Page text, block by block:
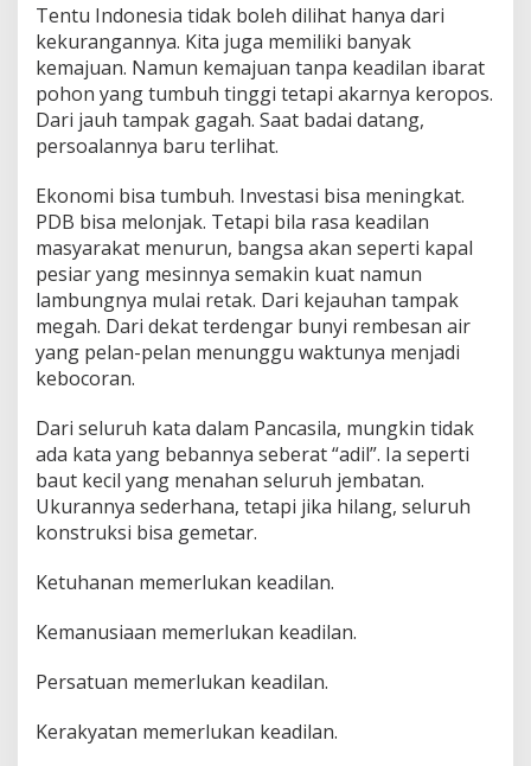
Tentu Indonesia tidak boleh dilihat hanya dari
kekurangannya. Kita juga memiliki banyak
kemajuan. Namun kemajuan tanpa keadilan ibarat
pohon yang tumbuh tinggi tetapi akarnya keropos.
Dari jauh tampak gagah. Saat badai datang,
persoalannya baru terlihat.
Ekonomi bisa tumbuh. Investasi bisa meningkat.
PDB bisa melonjak. Tetapi bila rasa keadilan
masyarakat menurun, bangsa akan seperti kapal
pesiar yang mesinnya semakin kuat namun
lambungnya mulai retak. Dari kejauhan tampak
megah. Dari dekat terdengar bunyi rembesan air
yang pelan-pelan menunggu waktunya menjadi
kebocoran.
Dari seluruh kata dalam Pancasila, mungkin tidak
ada kata yang bebannya seberat “adil”. Ia seperti
baut kecil yang menahan seluruh jembatan.
Ukurannya sederhana, tetapi jika hilang, seluruh
konstruksi bisa gemetar.
Ketuhanan memerlukan keadilan.
Kemanusiaan memerlukan keadilan.
Persatuan memerlukan keadilan.
Kerakyatan memerlukan keadilan.